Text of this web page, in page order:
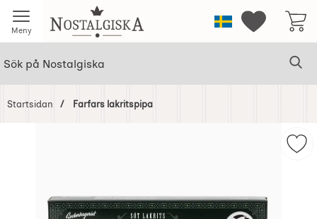
Meny Startsidan för NostalgiskaSverigeMina
Startsidan Farfars lakritspipa